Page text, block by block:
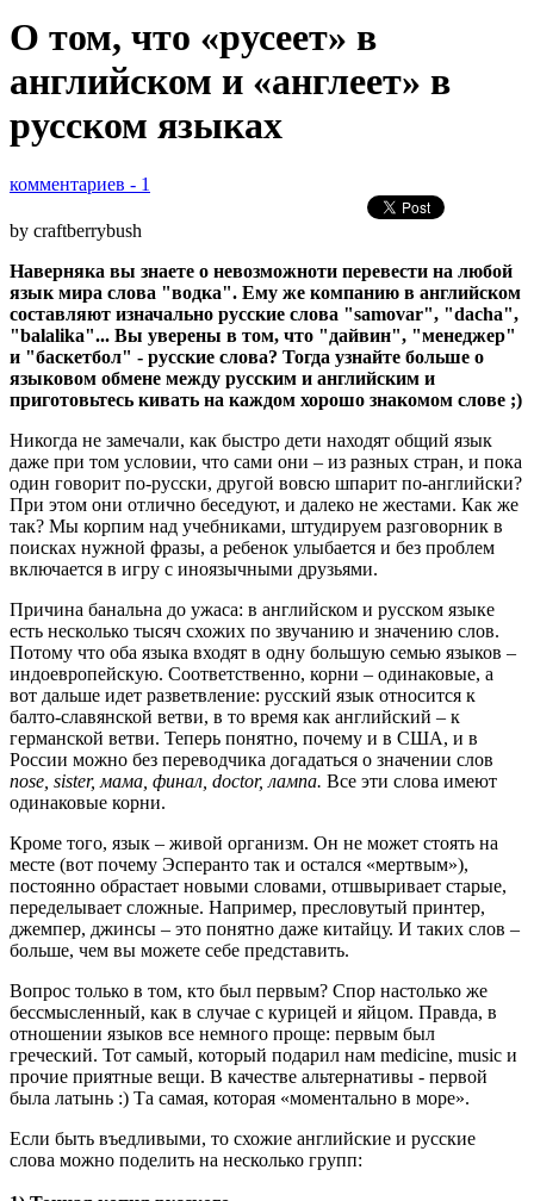
О том, что «русеет» в
английском и «англеет» в
русском языках
комментариев - 1
by craftberrybush
Наверняка вы знаете о невозможноти перевести на любой
язык мира слова "водка". Ему же компанию в английском
составляют изначально русские слова "samovar", "dacha",
"balalika"... Вы уверены в том, что "дайвин", "менеджер"
и "баскетбол" - русские слова? Тогда узнайте больше о
языковом обмене между русским и английским и
приготовьтесь кивать на каждом хорошо знакомом слове ;)
Никогда не замечали, как быстро дети находят общий язык
даже при том условии, что сами они – из разных стран, и пока
один говорит по-русски, другой вовсю шпарит по-английски?
При этом они отлично беседуют, и далеко не жестами. Как же
так? Мы корпим над учебниками, штудируем разговорник в
поисках нужной фразы, а ребенок улыбается и без проблем
включается в игру с иноязычными друзьями.
Причина банальна до ужаса: в английском и русском языке
есть несколько тысяч схожих по звучанию и значению слов.
Потому что оба языка входят в одну большую семью языков –
индоевропейскую. Соответственно, корни – одинаковые, а
вот дальше идет разветвление: русский язык относится к
балто-славянской ветви, в то время как английский – к
германской ветви. Теперь понятно, почему и в США, и в
России можно без переводчика догадаться о значении слов
nose, sister, мама, финал, doctor, лампа. Все эти слова имеют
одинаковые корни.
Кроме того, язык – живой организм. Он не может стоять на
месте (вот почему Эсперанто так и остался «мертвым»),
постоянно обрастает новыми словами, отшвыривает старые,
переделывает сложные. Например, пресловутый принтер,
джемпер, джинсы – это понятно даже китайцу. И таких слов –
больше, чем вы можете себе представить.
Вопрос только в том, кто был первым? Спор настолько же
бессмысленный, как в случае с курицей и яйцом. Правда, в
отношении языков все немного проще: первым был
греческий. Тот самый, который подарил нам medicine, music и
прочие приятные вещи. В качестве альтернативы - первой
была латынь :) Та самая, которая «моментально в море».
Если быть въедливыми, то схожие английские и русские
слова можно поделить на несколько групп: